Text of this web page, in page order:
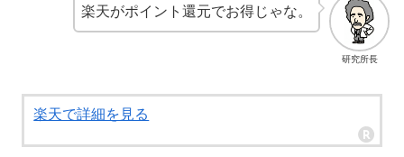
研究所長
楽天がポイント還元でお得じゃな。
楽天で詳細を見る